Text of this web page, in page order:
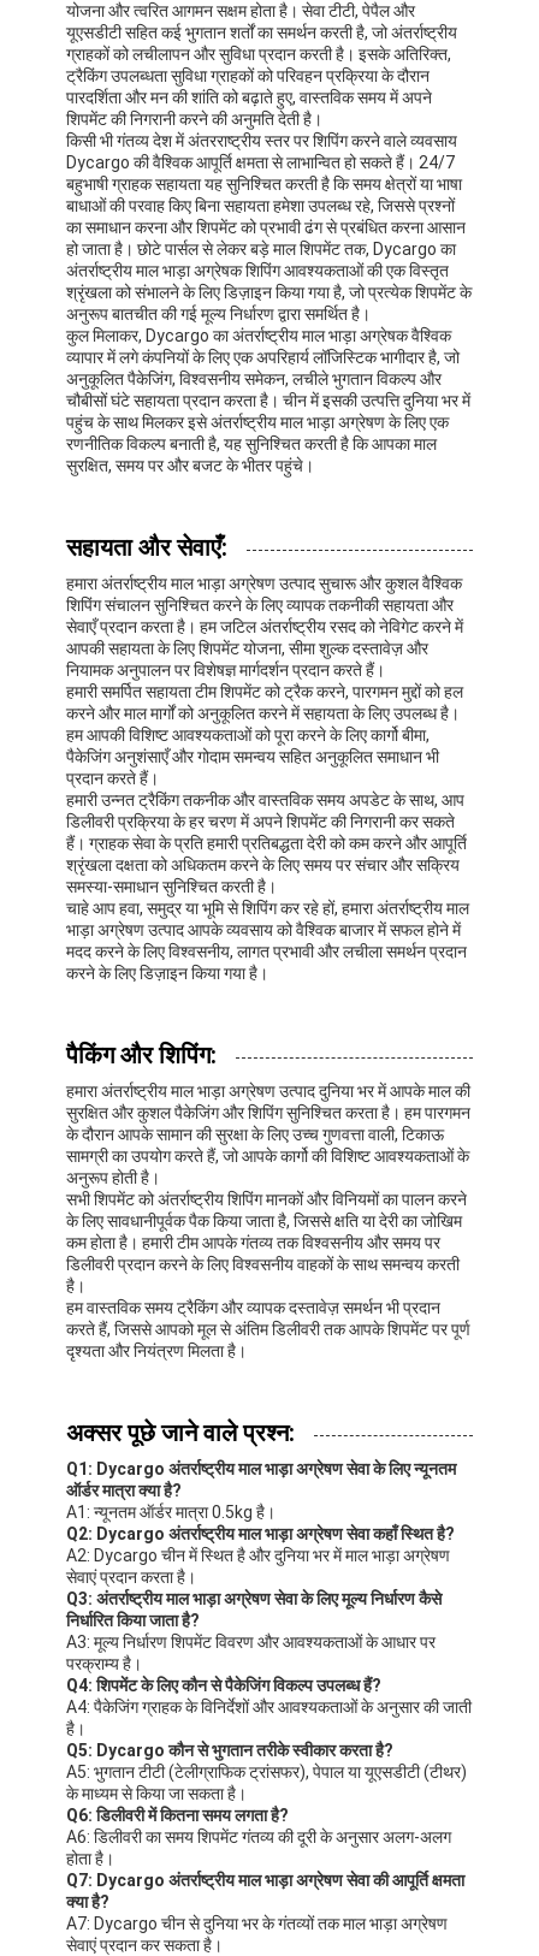
योजना और त्वरित आगमन सक्षम होता है। सेवा टीटी, पेपैल और
यूएसडीटी सहित कई भुगतान शर्तों का समर्थन करती है, जो अंतर्राष्ट्रीय
ग्राहकों को लचीलापन और सुविधा प्रदान करती है। इसके अतिरिक्त,
ट्रैकिंग उपलब्धता सुविधा ग्राहकों को परिवहन प्रक्रिया के दौरान
पारदर्शिता और मन की शांति को बढ़ाते हुए, वास्तविक समय में अपने
शिपमेंट की निगरानी करने की अनुमति देती है।
किसी भी गंतव्य देश में अंतरराष्ट्रीय स्तर पर शिपिंग करने वाले व्यवसाय
Dycargo की वैश्विक आपूर्ति क्षमता से लाभान्वित हो सकते हैं। 24/7
बहुभाषी ग्राहक सहायता यह सुनिश्चित करती है कि समय क्षेत्रों या भाषा
बाधाओं की परवाह किए बिना सहायता हमेशा उपलब्ध रहे, जिससे प्रश्नों
का समाधान करना और शिपमेंट को प्रभावी ढंग से प्रबंधित करना आसान
हो जाता है। छोटे पार्सल से लेकर बड़े माल शिपमेंट तक, Dycargo का
अंतर्राष्ट्रीय माल भाड़ा अग्रेषक शिपिंग आवश्यकताओं की एक विस्तृत
श्रृंखला को संभालने के लिए डिज़ाइन किया गया है, जो प्रत्येक शिपमेंट के
अनुरूप बातचीत की गई मूल्य निर्धारण द्वारा समर्थित है।
कुल मिलाकर, Dycargo का अंतर्राष्ट्रीय माल भाड़ा अग्रेषक वैश्विक
व्यापार में लगे कंपनियों के लिए एक अपरिहार्य लॉजिस्टिक भागीदार है, जो
अनुकूलित पैकेजिंग, विश्वसनीय समेकन, लचीले भुगतान विकल्प और
चौबीसों घंटे सहायता प्रदान करता है। चीन में इसकी उत्पत्ति दुनिया भर में
पहुंच के साथ मिलकर इसे अंतर्राष्ट्रीय माल भाड़ा अग्रेषण के लिए एक
रणनीतिक विकल्प बनाती है, यह सुनिश्चित करती है कि आपका माल
सुरक्षित, समय पर और बजट के भीतर पहुंचे।
सहायता और सेवाएँ:
हमारा अंतर्राष्ट्रीय माल भाड़ा अग्रेषण उत्पाद सुचारू और कुशल वैश्विक
शिपिंग संचालन सुनिश्चित करने के लिए व्यापक तकनीकी सहायता और
सेवाएँ प्रदान करता है। हम जटिल अंतर्राष्ट्रीय रसद को नेविगेट करने में
आपकी सहायता के लिए शिपमेंट योजना, सीमा शुल्क दस्तावेज़ और
नियामक अनुपालन पर विशेषज्ञ मार्गदर्शन प्रदान करते हैं।
हमारी समर्पित सहायता टीम शिपमेंट को ट्रैक करने, पारगमन मुद्दों को हल
करने और माल मार्गों को अनुकूलित करने में सहायता के लिए उपलब्ध है।
हम आपकी विशिष्ट आवश्यकताओं को पूरा करने के लिए कार्गो बीमा,
पैकेजिंग अनुशंसाएँ और गोदाम समन्वय सहित अनुकूलित समाधान भी
प्रदान करते हैं।
हमारी उन्नत ट्रैकिंग तकनीक और वास्तविक समय अपडेट के साथ, आप
डिलीवरी प्रक्रिया के हर चरण में अपने शिपमेंट की निगरानी कर सकते
हैं। ग्राहक सेवा के प्रति हमारी प्रतिबद्धता देरी को कम करने और आपूर्ति
श्रृंखला दक्षता को अधिकतम करने के लिए समय पर संचार और सक्रिय
समस्या-समाधान सुनिश्चित करती है।
चाहे आप हवा, समुद्र या भूमि से शिपिंग कर रहे हों, हमारा अंतर्राष्ट्रीय माल
भाड़ा अग्रेषण उत्पाद आपके व्यवसाय को वैश्विक बाजार में सफल होने में
मदद करने के लिए विश्वसनीय, लागत प्रभावी और लचीला समर्थन प्रदान
करने के लिए डिज़ाइन किया गया है।
पैकिंग और शिपिंग:
हमारा अंतर्राष्ट्रीय माल भाड़ा अग्रेषण उत्पाद दुनिया भर में आपके माल की
सुरक्षित और कुशल पैकेजिंग और शिपिंग सुनिश्चित करता है। हम पारगमन
के दौरान आपके सामान की सुरक्षा के लिए उच्च गुणवत्ता वाली, टिकाऊ
सामग्री का उपयोग करते हैं, जो आपके कार्गो की विशिष्ट आवश्यकताओं के
अनुरूप होती है।
सभी शिपमेंट को अंतर्राष्ट्रीय शिपिंग मानकों और विनियमों का पालन करने
के लिए सावधानीपूर्वक पैक किया जाता है, जिससे क्षति या देरी का जोखिम
कम होता है। हमारी टीम आपके गंतव्य तक विश्वसनीय और समय पर
डिलीवरी प्रदान करने के लिए विश्वसनीय वाहकों के साथ समन्वय करती
है।
हम वास्तविक समय ट्रैकिंग और व्यापक दस्तावेज़ समर्थन भी प्रदान
करते हैं, जिससे आपको मूल से अंतिम डिलीवरी तक आपके शिपमेंट पर पूर्ण
दृश्यता और नियंत्रण मिलता है।
अक्सर पूछे जाने वाले प्रश्न:
Q1: Dycargo अंतर्राष्ट्रीय माल भाड़ा अग्रेषण सेवा के लिए न्यूनतम
ऑर्डर मात्रा क्या है?
A1: न्यूनतम ऑर्डर मात्रा 0.5kg है।
Q2: Dycargo अंतर्राष्ट्रीय माल भाड़ा अग्रेषण सेवा कहाँ स्थित है?
A2: Dycargo चीन में स्थित है और दुनिया भर में माल भाड़ा अग्रेषण
सेवाएं प्रदान करता है।
Q3: अंतर्राष्ट्रीय माल भाड़ा अग्रेषण सेवा के लिए मूल्य निर्धारण कैसे
निर्धारित किया जाता है?
A3: मूल्य निर्धारण शिपमेंट विवरण और आवश्यकताओं के आधार पर
परक्राम्य है।
Q4: शिपमेंट के लिए कौन से पैकेजिंग विकल्प उपलब्ध हैं?
A4: पैकेजिंग ग्राहक के विनिर्देशों और आवश्यकताओं के अनुसार की जाती
है।
Q5: Dycargo कौन से भुगतान तरीके स्वीकार करता है?
A5: भुगतान टीटी (टेलीग्राफिक ट्रांसफर), पेपाल या यूएसडीटी (टीथर)
के माध्यम से किया जा सकता है।
Q6: डिलीवरी में कितना समय लगता है?
A6: डिलीवरी का समय शिपमेंट गंतव्य की दूरी के अनुसार अलग-अलग
होता है।
Q7: Dycargo अंतर्राष्ट्रीय माल भाड़ा अग्रेषण सेवा की आपूर्ति क्षमता
क्या है?
A7: Dycargo चीन से दुनिया भर के गंतव्यों तक माल भाड़ा अग्रेषण
सेवाएं प्रदान कर सकता है।